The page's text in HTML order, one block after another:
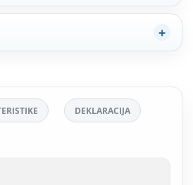
DEKLARACIJA